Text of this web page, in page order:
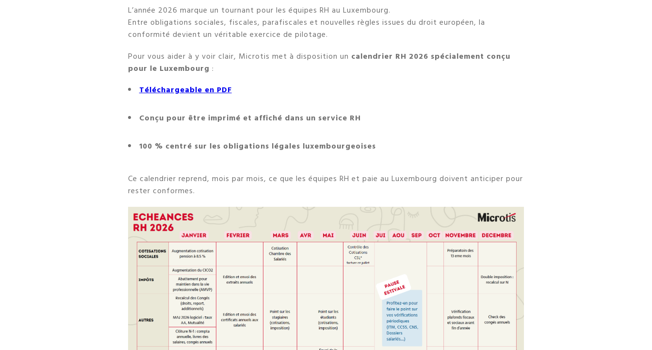
L’année 2026 marque un tournant pour les équipes RH au Luxembourg.
Entre obligations sociales, fiscales, parafiscales et nouvelles règles issues du droit européen, la
conformité devient un véritable exercice de pilotage.
Pour vous aider à y voir clair, Microtis met à disposition un calendrier RH 2026 spécialement conçu
pour le Luxembourg :
Téléchargeable en PDF
Conçu pour être imprimé et affiché dans un service RH
100 % centré sur les obligations légales luxembourgeoises
Ce calendrier reprend, mois par mois, ce que les équipes RH et paie au Luxembourg doivent anticiper pour
rester conformes.